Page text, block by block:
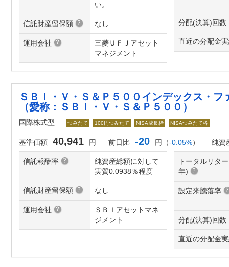
い。
信託財産留保額 なし
運用会社
三菱ＵＦＪアセット
マネジメント
分配(決算)回数
直近の分配金
ＳＢＩ・Ｖ・Ｓ＆Ｐ５００インデックス・フ
（愛称：ＳＢＩ・Ｖ・Ｓ＆Ｐ５００）
国際株式型 つみたて 100円つみたて NISA成長枠 NISAつみたて枠
基準価額 40,941 円 前日比 -20 円（-0.05%） 純資
信託報酬率
純資産総額に対して
実質0.0938％程度
信託財産留保額 なし
運用会社
ＳＢＩアセットマネ
ジメント
トータルリタ
年)
設定来騰落率
分配(決算)回数
直近の分配金